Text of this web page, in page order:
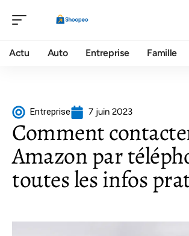
Actu Auto Entreprise Famille
Entreprise 7 juin 2023
Comment
Amazon par
toutes les infos